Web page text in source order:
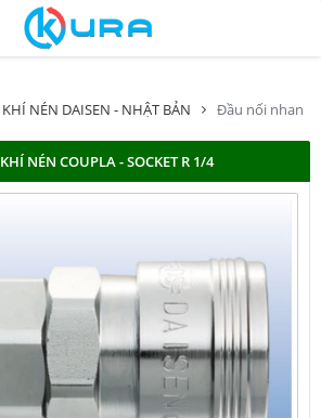
NÉN DAISEN - NHẬT BẢN Đầu nối nhanh
NÉN COUPLA - SOCKET R 1/4